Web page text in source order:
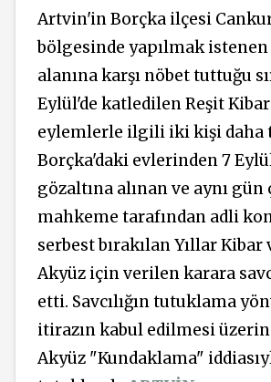
Artvin'in Borçka ilçesi
bölgesinde yapılmak
alanına karşı nöbet tuttuğu
Eylül'de katledilen Reşit
eylemlerle ilgili iki kişi daha
Borçka'daki evlerinden 7
gözaltına alınan ve aynı gün
mahkeme tarafından adli
serbest bırakılan Yıllar Kibar
Akyüz için verilen karara
etti. Savcılığın tutuklama
itirazın kabul edilmesi
Akyüz "Kundaklama"